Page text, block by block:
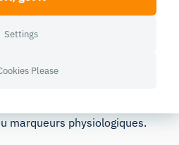
tout autre aspect du
dans une étude
physique sur le niveau
marqueurs physiologiques.
Settings
Please